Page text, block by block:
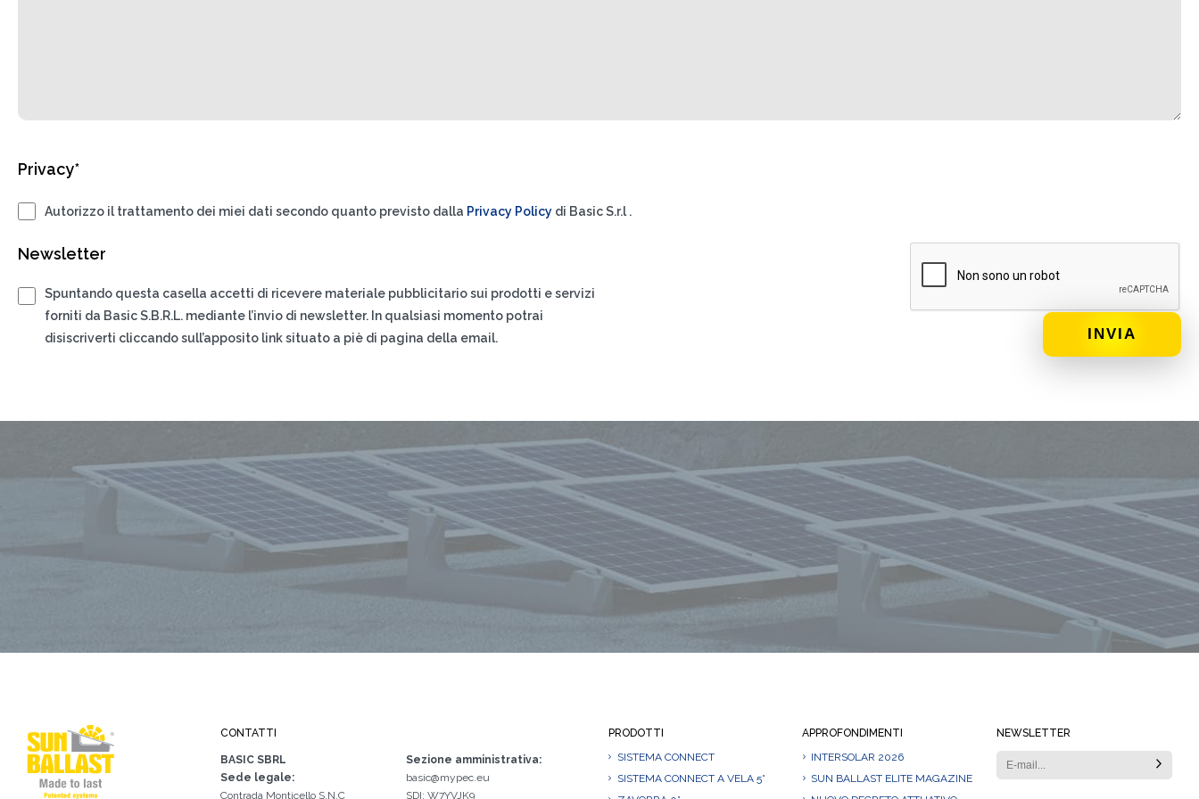
Privacy*
Autorizzo il trattamento dei miei dati secondo quanto previsto dalla Privacy Policy di Basic S.r.l .
Newsletter
Spuntando questa casella accetti di ricevere materiale pubblicitario sui prodotti e servizi
forniti da Basic S.B.R.L. mediante l’invio di newsletter. In qualsiasi momento potrai
disiscriverti cliccando sull’apposito link situato a piè di pagina della email.
Rimani sempre informato
CONTATTI
BASIC SBRL
Sede legale:
Contrada Monticello S.N.C
Sezione amministrativa:
basic@mypec.eu
SDI: W7YVJK9
PRODOTTI
SISTEMA CONNECT
SISTEMA CONNECT A VELA 5°
APPROFONDIMENTI
INTERSOLAR 2026
SUN BALLAST ELITE MAGAZINE
NEWSLETTER